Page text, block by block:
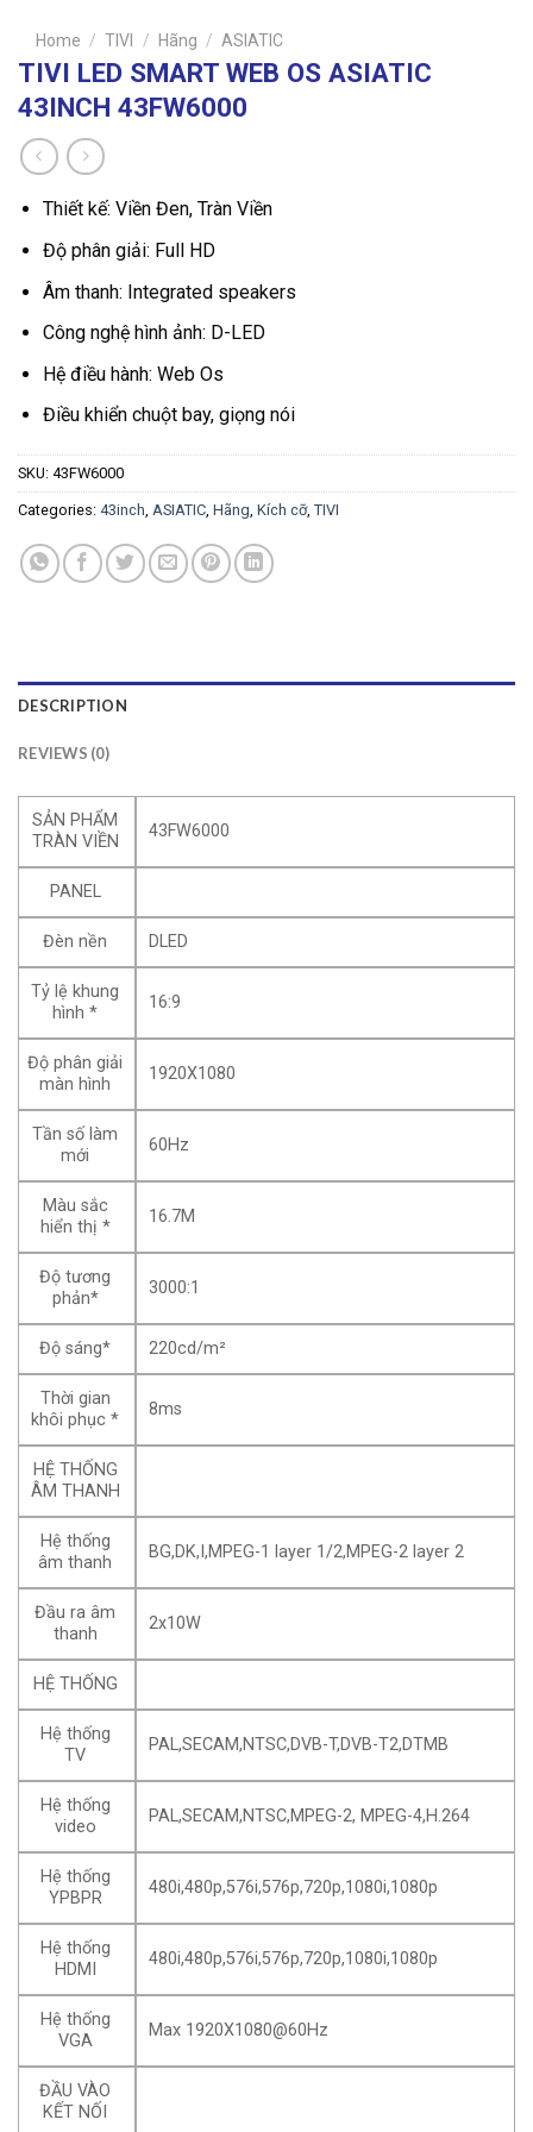
Home / TIVI / Hãng / ASIATIC
TIVI LED SMART WEB OS ASIATIC
43INCH 43FW6000
Thiết kế: Viền Đen, Tràn Viền
Độ phân giải: Full HD
Âm thanh: Integrated speakers
Công nghệ hình ảnh: D-LED
Hệ điều hành: Web Os
Điều khiển chuột bay, giọng nói
SKU: 43FW6000
Categories: 43inch, ASIATIC, Hãng, Kích cỡ, TIVI
DESCRIPTION
REVIEWS (0)
SẢN PHẨM
TRÀN VIỀN
43FW6000
PANEL
Đèn nền DLED
Tỷ lệ khung
hình *
16:9
Độ phân giải
màn hình
1920X1080
Tần số làm
mới
60Hz
Màu sắc
hiển thị *
16.7M
Độ tương
phản*
3000:1
Độ sáng* 220cd/m²
Thời gian
khôi phục *
8ms
HỆ THỐNG
ÂM THANH
Hệ thống
âm thanh
BG,DK,I,MPEG-1 layer 1/2,MPEG-2 layer 2
Đầu ra âm
thanh
2x10W
HỆ THỐNG
Hệ thống
TV
PAL,SECAM,NTSC,DVB-T,DVB-T2,DTMB
Hệ thống
video
PAL,SECAM,NTSC,MPEG-2, MPEG-4,H.264
Hệ thống
YPBPR
480i,480p,576i,576p,720p,1080i,1080p
Hệ thống
HDMI
480i,480p,576i,576p,720p,1080i,1080p
Hệ thống
VGA
Max 1920X1080@60Hz
ĐẦU VÀO
KẾT NỐI